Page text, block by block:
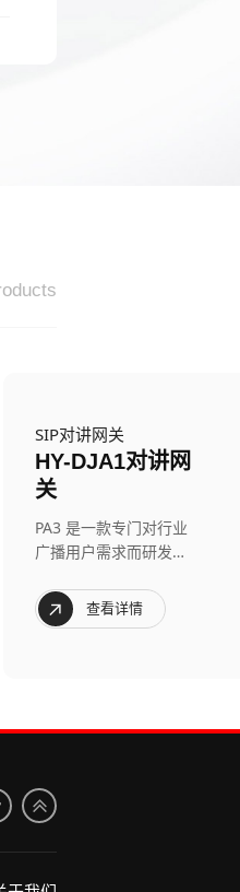
SIP对讲网关
HY-DJA1对讲网
关
PA3 是一款专门对行业
广播用户需求而研发的
传输采用标准
IP/RTP/RTSP 协议。
查看详情